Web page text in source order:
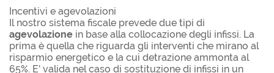
Incentivi e agevolazioni
Il nostro sistema fiscale prevede due tipi di
agevolazione in base alla collocazione degli infissi. La
prima è quella che riguarda gli interventi che mirano al
risparmio energetico e la cui detrazione ammonta al
65%. E’ valida nel caso di sostituzione di infissi in un